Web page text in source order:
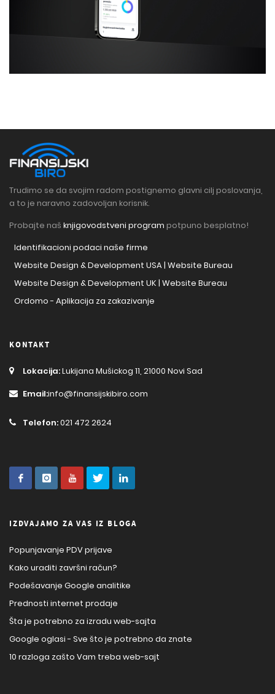
Trudimo se da svojim radom postignemo glavni cilj poslovanja,
a to je naravno zadovoljan korisnik.
Probajte naš knjigovodstveni program potpuno besplatno!
Identifikacioni podaci naše firme
Website Design & Development USA | Website Bureau
Website Design & Development UK | Website Bureau
Ordomo - Aplikacija za zakazivanje
KONTAKT
Lokacija:Lukijana Mušickog 11, 21000 Novi Sad
Email:info@finansijskibiro.com
Telefon:021 472 2624
IZDVAJAMO ZA VAS IZ BLOGA
Popunjavanje PDV prijave
Kako uraditi završni račun?
Podešavanje Google analitike
Prednosti internet prodaje
Šta je potrebno za izradu web-sajta
Google oglasi - Sve što je potrebno da znate
10 razloga zašto Vam treba web-sajt